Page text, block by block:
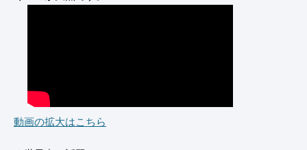
動画の拡大はこちら